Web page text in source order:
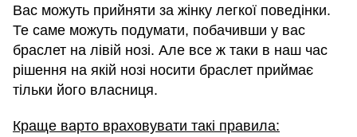
Вас можуть прийняти за жінку легкої поведінки.
Те саме можуть подумати, побачивши у вас
браслет на лівій нозі. Але все ж таки в наш час
рішення на якій нозі носити браслет приймає
тільки його власниця.
Краще варто враховувати такі правила: